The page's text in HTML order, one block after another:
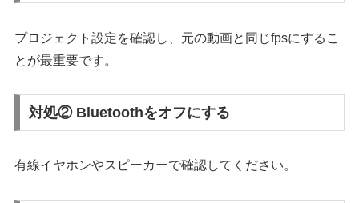
プロジェクト設定を確認し、元の動画と同じfpsにするこ
とが最重要です。
対処② Bluetoothをオフにする
有線イヤホンやスピーカーで確認してください。